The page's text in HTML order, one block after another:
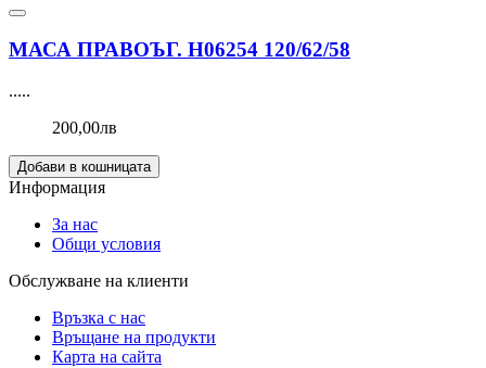
МАСА ПРАВОЪГ. Н06254 120/62/58
.....
200,00лв
Добави в кошницата
Информация
За нас
Общи условия
Обслужване на клиенти
Връзка с нас
Връщане на продукти
Карта на сайта